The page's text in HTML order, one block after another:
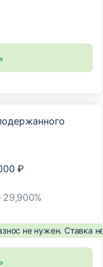
₽
29,900%
не нужен. Ставка